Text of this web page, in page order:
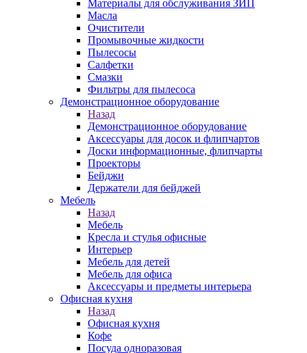
Материалы для обслуживания ЗИП
Масла
Очистители
Промывочные жидкости
Пылесосы
Салфетки
Смазки
Фильтры для пылесоса
Демонстрационное оборудование
Назад
Демонстрационное оборудование
Аксессуары для досок и флипчартов
Доски информационные, флипчарты
Проекторы
Бейджи
Держатели для бейджей
Мебель
Назад
Мебель
Кресла и стулья офисные
Интерьер
Мебель для детей
Мебель для офиса
Аксессуары и предметы интерьера
Офисная кухня
Назад
Офисная кухня
Кофе
Посуда одноразовая